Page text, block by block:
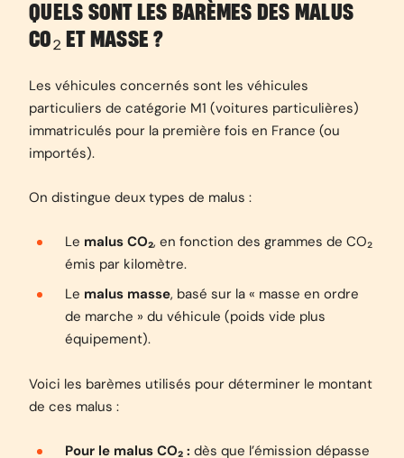
QUELS SONT LES BARÈMES DES MALUS
CO₂ ET MASSE ?
Les véhicules concernés sont les véhicules
particuliers de catégorie M1 (voitures particulières)
immatriculés pour la première fois en France (ou
importés).
On distingue deux types de malus :
Le malus CO₂, en fonction des grammes de CO₂
émis par kilomètre.
Le malus masse, basé sur la « masse en ordre
de marche » du véhicule (poids vide plus
équipement).
Voici les barèmes utilisés pour déterminer le montant
de ces malus :
Pour le malus CO₂ : dès que l’émission dépasse